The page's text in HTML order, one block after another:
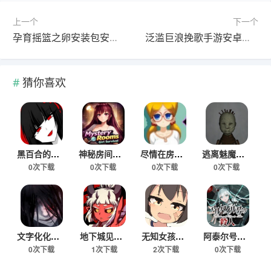
上一个
孕育摇篮之卵安装包安卓下载
下一个
泛滥巨浪挽歌手游安卓移植版
猜你喜欢
黑百合的嘲笑游戏下载手机版
0次下载
神秘房间女孩生存手游安卓版下载
0次下载
尽情在房间玩耍游戏真人版
0次下载
逃离魅魔医院手机版下载
0次下载
文字化化鬼语汉化版免费下载
0次下载
地下城见闻录手游下载安卓版
1次下载
无知女孩健康检查游戏免费版
2次下载
阿泰尔号疑案安卓移植版
0次下载